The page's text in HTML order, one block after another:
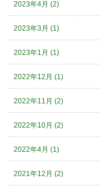
2023年4月 (2)
2023年3月 (1)
2023年1月 (1)
2022年12月 (1)
2022年11月 (2)
2022年10月 (2)
2022年4月 (1)
2021年12月 (2)